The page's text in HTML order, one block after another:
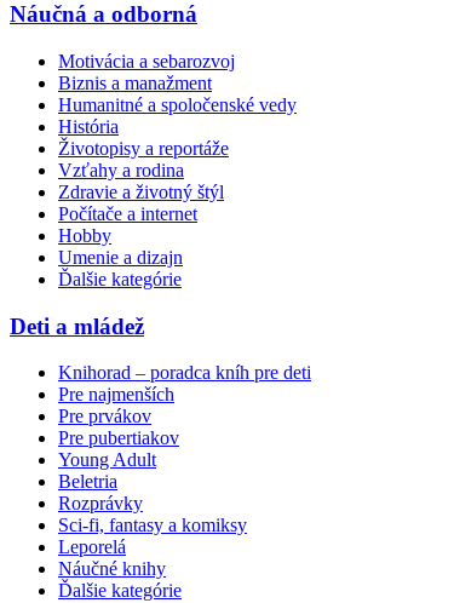
Náučná a odborná
Motivácia a sebarozvoj
Biznis a manažment
Humanitné a spoločenské vedy
História
Životopisy a reportáže
Vzťahy a rodina
Zdravie a životný štýl
Počítače a internet
Hobby
Umenie a dizajn
Ďalšie kategórie
Deti a mládež
Knihorad – poradca kníh pre deti
Pre najmenších
Pre prvákov
Pre pubertiakov
Young Adult
Beletria
Rozprávky
Sci-fi, fantasy a komiksy
Leporelá
Náučné knihy
Ďalšie kategórie